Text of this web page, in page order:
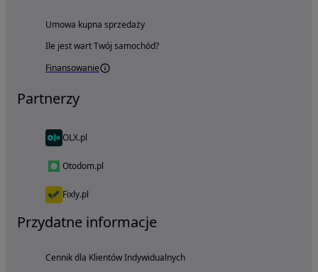
Umowa kupna sprzedaży
Ile jest wart Twój samochód?
Finansowanie
Partnerzy
OLX.pl
Otodom.pl
Fixly.pl
Przydatne informacje
Cennik dla Klientów Indywidualnych